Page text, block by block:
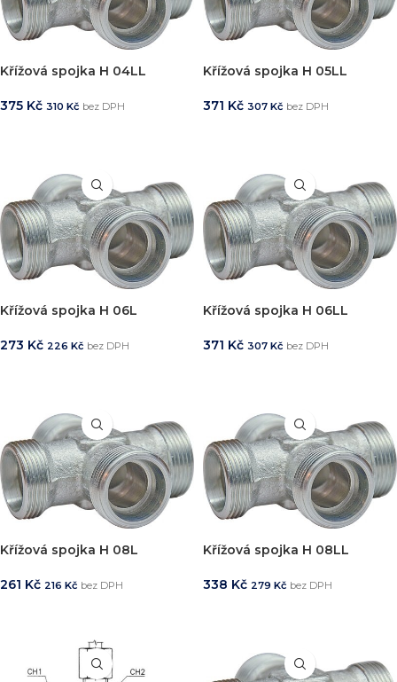
Křížová spojka H 04LL
375 Kč 310 Kč bez DPH
Křížová spojka H 05LL
371 Kč 307 Kč bez DPH
Křížová spojka H 06L
273 Kč 226 Kč bez DPH
Křížová spojka H 06LL
371 Kč 307 Kč bez DPH
Křížová spojka H 08L
261 Kč 216 Kč bez DPH
Křížová spojka H 08LL
338 Kč 279 Kč bez DPH